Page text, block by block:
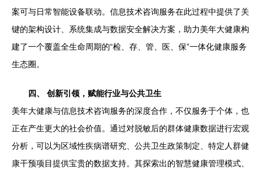
案可与日常智能设备联动。信息技术咨询服务在此过程中提供了关
键的架构设计、系统集成与数据安全解决方案，助力美年大健康构
建了一个覆盖全生命周期的“检、存、管、医、保”一体化健康服务
生态圈。
四、 创新引领，赋能行业与公共卫生
美年大健康与信息技术咨询服务的深度合作，不仅服务于个体，也
正在产生更大的社会价值。通过对脱敏后的群体健康数据进行宏观
分析，可以为区域性疾病谱研究、公共卫生政策制定、特定人群健
康干预项目提供宝贵的数据支持。其探索出的智慧健康管理模式、